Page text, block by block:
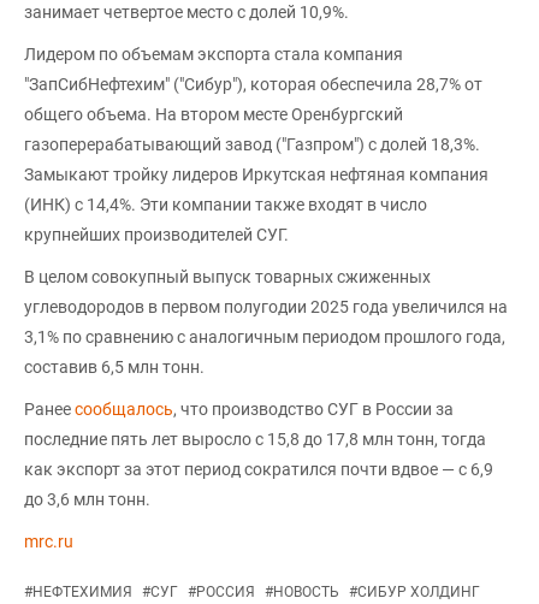
занимает четвертое место с долей 10,9%.
Лидером по объемам экспорта стала компания
"ЗапСибНефтехим" ("Сибур"), которая обеспечила 28,7% от
общего объема. На втором месте Оренбургский
газоперерабатывающий завод ("Газпром") с долей 18,3%.
Замыкают тройку лидеров Иркутская нефтяная компания
(ИНК) с 14,4%. Эти компании также входят в число
крупнейших производителей СУГ.
В целом совокупный выпуск товарных сжиженных
углеводородов в первом полугодии 2025 года увеличился на
3,1% по сравнению с аналогичным периодом прошлого года,
составив 6,5 млн тонн.
Ранеесообщалось, что производство СУГ в России за
последние пять лет выросло с 15,8 до 17,8 млн тонн, тогда
как экспорт за этот период сократился почти вдвое — с 6,9
до 3,6 млн тонн.
mrc.ru
#НЕФТЕХИМИЯ #СУГ #РОССИЯ #НОВОСТЬ #СИБУР ХОЛДИНГ